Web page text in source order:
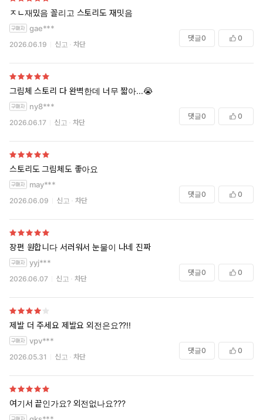
ㅈㄴ재밌음 꼴리고 스토리도 재밋음
gae***
2026.06.19 신고 차단
댓글0 0
그림체 스토리 다 완벽한데 너무 짧아...😭
ny8***
2026.06.17 신고 차단
댓글0 0
스토리도 그림체도 좋아요
may***
2026.06.09 신고 차단
댓글0 0
장편 원합니다 서러워서 눈물이 나네 진짜
yyj***
2026.06.07 신고 차단
댓글0 0
제발 더 주세요 제발요 외전은요??!!
vpv***
2026.05.31 신고 차단
댓글0 0
여기서 끝인가요? 외전없나요???